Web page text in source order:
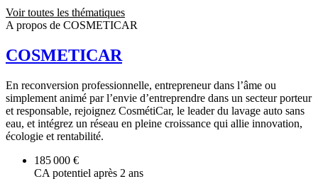
Voir toutes les thématiques
A propos de COSMETICAR
COSMETICAR
En reconversion professionnelle, entrepreneur dans l’âme ou
simplement animé par l’envie d’entreprendre dans un secteur porteur
et responsable, rejoignez CosmétiCar, le leader du lavage auto sans
eau, et intégrez un réseau en pleine croissance qui allie innovation,
écologie et rentabilité.
185 000 €
CA potentiel après 2 ans